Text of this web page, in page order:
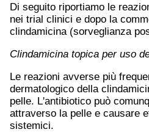
Di seguito riportiamo le
nei trial clinici e dopo la
clindamicina (sorveglianza
Clindamicina topica per uso
Le reazioni avverse più
dermatologico della
pelle. L'antibiotico può
attraverso la pelle e causare
sistemici.